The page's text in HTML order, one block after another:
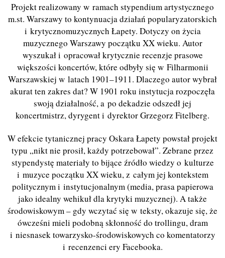
Projekt realizowany w ramach stypendium artystycznego
m.st. Warszawy to kontynuacja działań popularyzatorskich
i krytycznomuzycznych Łapety. Dotyczy on życia
muzycznego Warszawy początku XX wieku. Autor
wyszukał i opracował krytycznie recenzje prasowe
większości koncertów, które odbyły się w Filharmonii
Warszawskiej w latach 1901–1911. Dlaczego autor wybrał
akurat ten zakres dat? W 1901 roku instytucja rozpoczęła
swoją działalność, a po dekadzie odszedł jej
koncertmistrz, dyrygent i dyrektor Grzegorz Fitelberg.
W efekcie tytanicznej pracy Oskara Łapety powstał projekt
typu „nikt nie prosił, każdy potrzebował”. Zebrane przez
stypendystę materiały to bijące źródło wiedzy o kulturze
i muzyce początku XX wieku, z całym jej kontekstem
politycznym i instytucjonalnym (media, prasa papierowa
jako idealny wehikuł dla krytyki muzycznej). A także
środowiskowym – gdy wczytać się w teksty, okazuje się, że
ówcześni mieli podobną skłonność do trollingu, dram
i niesnasek towarzysko-środowiskowych co komentatorzy
i recenzenci ery Facebooka.